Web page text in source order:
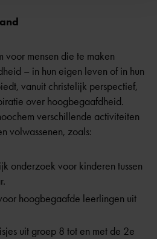
voor mensen die te maken
– in hun eigen leven of in hun
vanuit christelijk perspectief,
over hoogbegaafdheid.
verschillende activiteiten
volwassenen, zoals:
onderzoek voor kinderen tussen
hoogbegaafde leerlingen uit
uit groep 8 tot en met de 2e